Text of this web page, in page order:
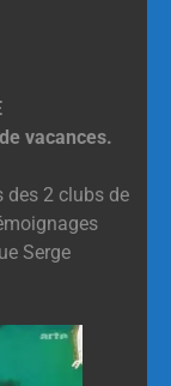
vacances.
des 2 clubs de
Serge